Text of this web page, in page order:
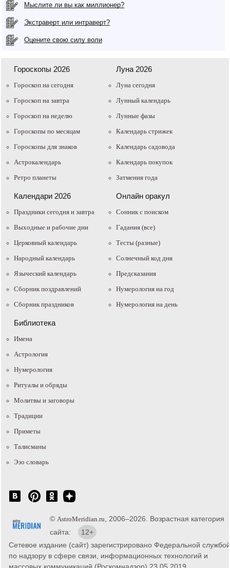
Мыслите ли вы как миллионер?
Экстраверт или интраверт?
Оцените свою силу воли
Гороскопы 2026
Гороскоп на сегодня
Гороскоп на завтра
Гороскоп на неделю
Гороскопы по месяцам
Гороскопы для знаков
Астрокалендарь
Ретро планеты
Луна 2026
Луна сегодня
Лунный календарь
Лунные фазы
Календарь стрижек
Календарь садовода
Календарь покупок
Затмения года
Календари 2026
Праздники сегодня и завтра
Выходные и рабочие дни
Церковный календарь
Народный календарь
Языческий календарь
Сборник поздравлений
Сборник праздников
Онлайн оракул
Cонник с поиском
Гадания (все)
Тесты (разные)
Солнечный код дня
Предсказания
Нумерология на год
Нумерология на день
Библиотека
Имена
Астрология
Нумерология
Ритуалы и обряды
Молитвы и заговоры
Традиции
Приметы
Талисманы
Эзо словарь
© AstroMeridian.ru , 2006–2026. Возрастная категория
сайта:
12+
Сетевое издание (сайт) зарегистрировано Федеральной службой
по надзору в сфере связи, информационных технологий и
массовых коммуникаций (Роскомнадзор) 23.05.2019.